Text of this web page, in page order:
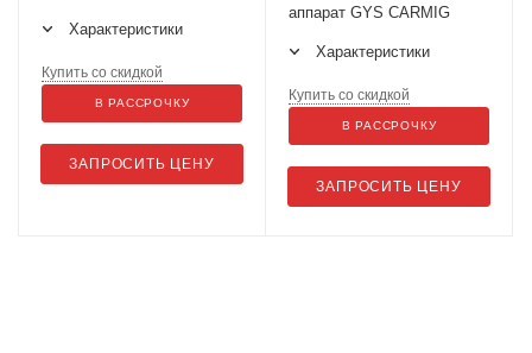
Характеристики
ЗАПРОСИТЬ ЦЕНУ
Купить со скидкой
В РАССРОЧКУ
аппарат GYS CARMIG
Характеристики
ЗАПРОСИТЬ ЦЕНУ
Купить со скидкой
В РАССРОЧКУ